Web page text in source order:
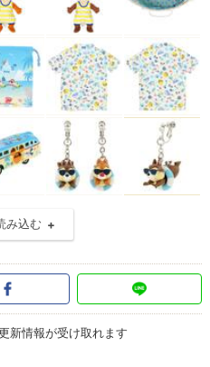
み込む
新情報が受け取れます